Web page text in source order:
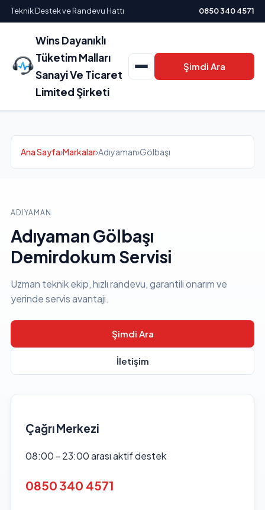
Teknik Destek ve Randevu Hattı 0850 340 4571
Wins Dayanıklı
Tüketim Malları
Sanayi Ve Ticaret
Limited Şirketi
Şimdi Ara
Ana Sayfa›Markalar›Adıyaman›Gölbaşı
ADIYAMAN
Adıyaman Gölbaşı
Demirdokum Servisi
Uzman teknik ekip, hızlı randevu, garantili onarım ve
yerinde servis avantajı.
Şimdi Ara
İletişim
Çağrı Merkezi
08:00 - 23:00 arası aktif destek
0850 340 4571